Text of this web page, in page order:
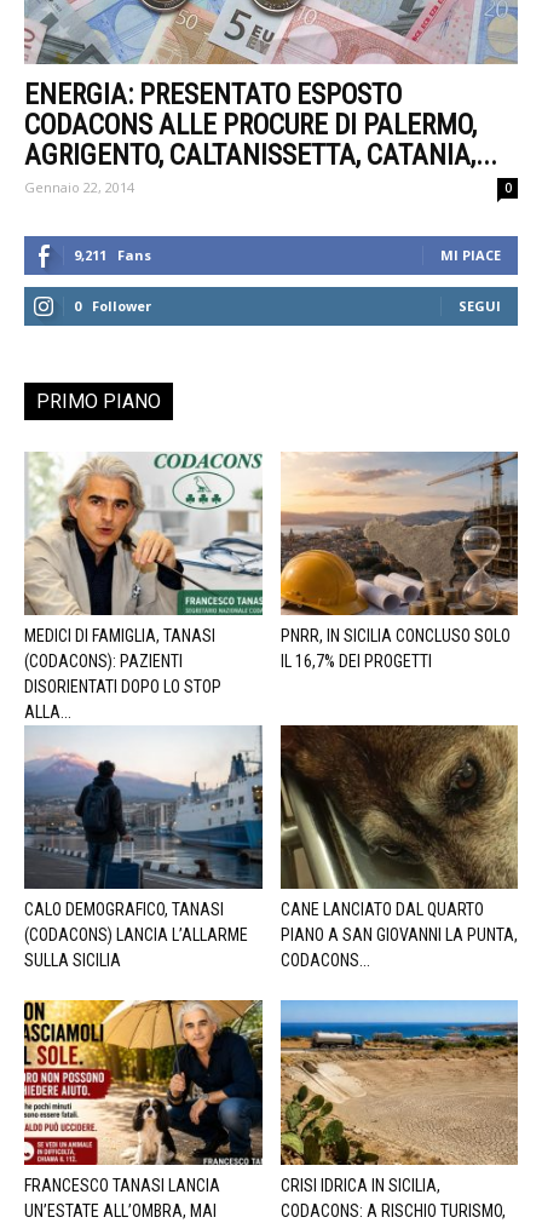
ENERGIA: PRESENTATO ESPOSTO
CODACONS ALLE PROCURE DI PALERMO,
AGRIGENTO, CALTANISSETTA, CATANIA,...
Gennaio 22, 2014 0
9,211 Fans MI PIACE
0 Follower SEGUI
PRIMO PIANO
MEDICI DI FAMIGLIA, TANASI
(CODACONS): PAZIENTI
DISORIENTATI DOPO LO STOP
ALLA...
PNRR, IN SICILIA CONCLUSO SOLO
IL 16,7% DEI PROGETTI
CALO DEMOGRAFICO, TANASI
(CODACONS) LANCIA L’ALLARME
SULLA SICILIA
CANE LANCIATO DAL QUARTO
PIANO A SAN GIOVANNI LA PUNTA,
CODACONS...
FRANCESCO TANASI LANCIA
UN’ESTATE ALL’OMBRA, MAI
CRISI IDRICA IN SICILIA,
CODACONS: A RISCHIO TURISMO,